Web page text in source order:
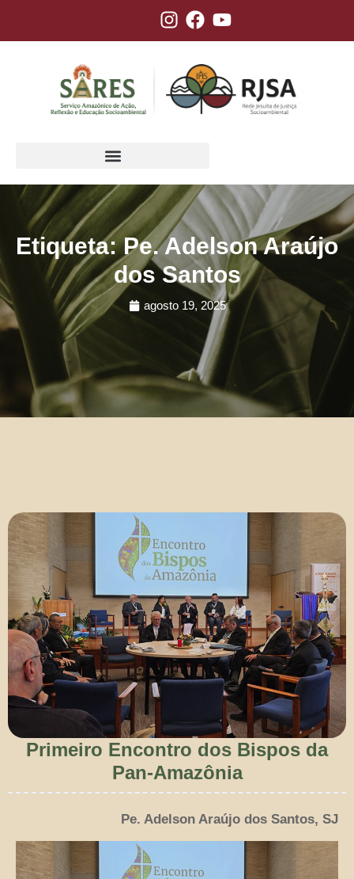
Etiqueta: Pe. Adelson Araújo
dos Santos
agosto 19, 2025
Primeiro Encontro dos Bispos da
Pan-Amazônia
Pe. Adelson Araújo dos Santos, SJ